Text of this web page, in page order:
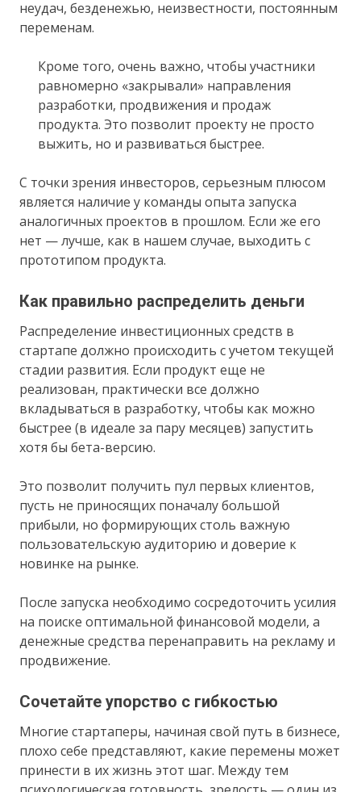
неудач, безденежью, неизвестности, постоянным
переменам.
Кроме того, очень важно, чтобы участники
равномерно «закрывали» направления
разработки, продвижения и продаж
продукта. Это позволит проекту не просто
выжить, но и развиваться быстрее.
С точки зрения инвесторов, серьезным плюсом
является наличие у команды опыта запуска
аналогичных проектов в прошлом. Если же его
нет — лучше, как в нашем случае, выходить с
прототипом продукта.
Как правильно распределить деньги
Распределение инвестиционных средств в
стартапе должно происходить с учетом текущей
стадии развития. Если продукт еще не
реализован, практически все должно
вкладываться в разработку, чтобы как можно
быстрее (в идеале за пару месяцев) запустить
хотя бы бета-версию.
Это позволит получить пул первых клиентов,
пусть не приносящих поначалу большой
прибыли, но формирующих столь важную
пользовательскую аудиторию и доверие к
новинке на рынке.
После запуска необходимо сосредоточить усилия
на поиске оптимальной финансовой модели, а
денежные средства перенаправить на рекламу и
продвижение.
Сочетайте упорство с гибкостью
Многие стартаперы, начиная свой путь в бизнесе,
плохо себе представляют, какие перемены может
принести в их жизнь этот шаг. Между тем